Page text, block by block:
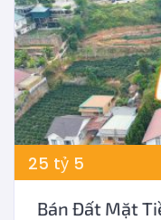
25 tỷ 5
Bán Đất Mặt